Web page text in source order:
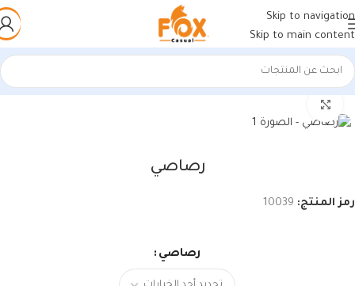
Skip to navigation
Skip to main content
الرئيسية/أحذية رجالي/كوتشي رجالي
رصاصي
رمز المنتج: 10039
رصاصي